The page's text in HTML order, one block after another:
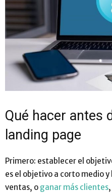
Qué hacer antes
landing page
Primero: establecer el
es el objetivo a corto medio
ventas, o ganar más clientes